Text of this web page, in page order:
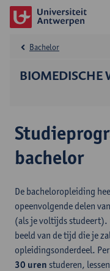
BIOMEDISCHE
Bachelor
bachelor
De bacheloropleiding
opeenvolgende delen van
(als je voltijds studeert).
beeld van de tijd die je
opleidingsonderdeel.
30 uren studeren,